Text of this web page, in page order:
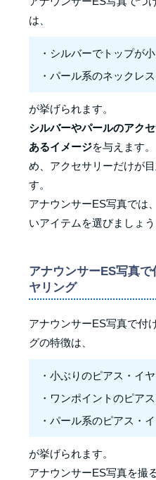
は、
・シルバーでトップが
・パール系のネックレス
が挙げられます。
シルバーやパールのアク
あるイメージを与えます
め、アクセサリーだけが
す。
アナウンサーES写真では
いアイテムを選びましょう
アナウンサーES写真
ヤリング
アナウンサーES写真で付
グの特徴は、
・小ぶりのピアス・イ
・ワンポイントのピア
・パール系のピアス・
が挙げられます。
アナウンサーES写真を撮